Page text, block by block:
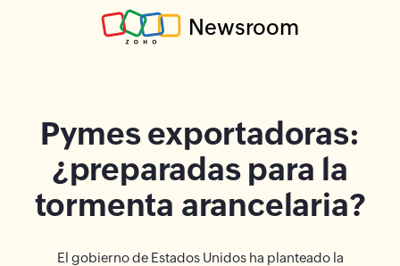
Newsroom
Pymes exportadoras:
¿preparadas para la
tormenta arancelaria?
El gobierno de Estados Unidos ha planteado la